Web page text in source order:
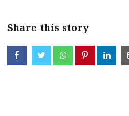
Share this story